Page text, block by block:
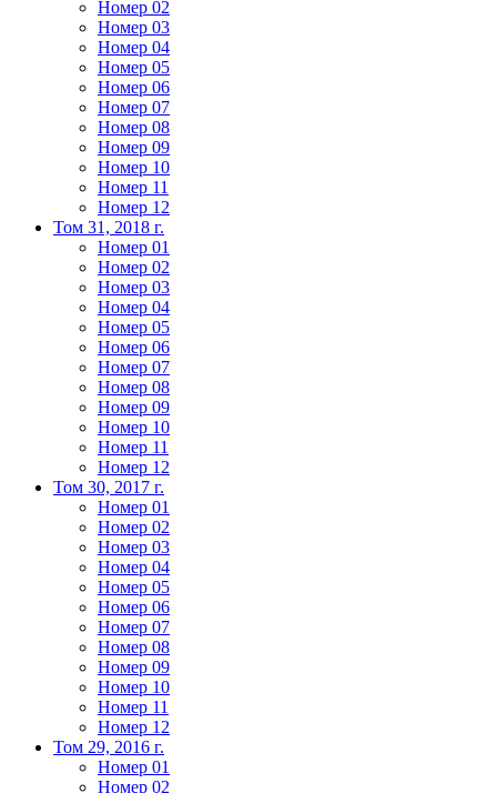
Номер 02
Номер 03
Номер 04
Номер 05
Номер 06
Номер 07
Номер 08
Номер 09
Номер 10
Номер 11
Номер 12
Том 31, 2018 г.
Номер 01
Номер 02
Номер 03
Номер 04
Номер 05
Номер 06
Номер 07
Номер 08
Номер 09
Номер 10
Номер 11
Номер 12
Том 30, 2017 г.
Номер 01
Номер 02
Номер 03
Номер 04
Номер 05
Номер 06
Номер 07
Номер 08
Номер 09
Номер 10
Номер 11
Номер 12
Том 29, 2016 г.
Номер 01
Номер 02